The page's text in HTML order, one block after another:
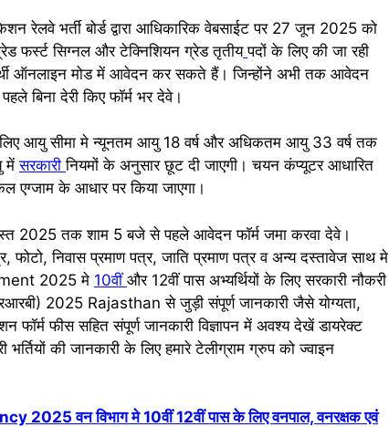
रेलवे भर्ती बोर्ड द्वारा आधिकारिक वेबसाईट पर 27 जून 2025 को
फर्स्ट सिग्नल और टेक्निशियन ग्रेड तृतीय पदों के लिए की जा रही
ऑनलाइन मोड में आवेदन कर सकते हैं। जिन्होंने अभी तक आवेदन
बिना देरी किए फॉर्म भर देवे।
आयु सीमा मे न्यूनतम आयु 18 वर्ष और अधिकतम आयु 33 वर्ष तक
मेंसरकारीनियमों के अनुसार छूट दी जाएगी। चयन कंप्यूटर आधारित
एग्जाम के आधार पर किया जाएगा।
2025 तक शाम 5 बजे से पहले आवेदन फॉर्म जमा करवा देवे।
निवास प्रमाण पत्र, जाति प्रमाण पत्र व अन्य दस्तावेज साथ मे
2025 मे 10वींऔर 12वीं पास अभ्यर्थियों के लिए सरकारी नौकरी
2025 Rajasthan से जुड़ी संपूर्ण जानकारी जैसे योग्यता,
फीस सहित संपूर्ण जानकारी विज्ञापन में अवश्य देखें डायरेक्ट
की जानकारी के लिए हमारे टेलीग्राम ग्रुप को ज्वाइन
वन विभाग मे 10वीं 12वीं पास के लिए वनपाल, वनरक्षक एवं